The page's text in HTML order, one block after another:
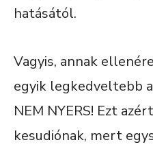
hatásától.
Vagyis, annak
egyik legkedveltebb
NEM NYERS! Ezt
kesudiónak, mert